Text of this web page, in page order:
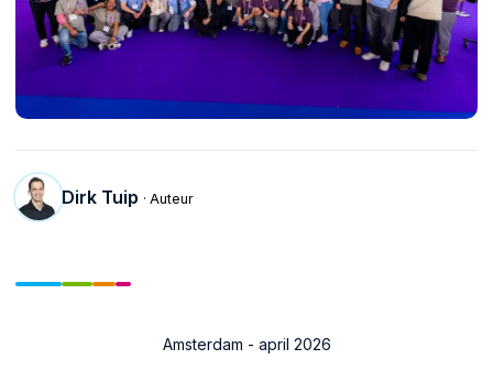
Dirk Tuip · Auteur
Amsterdam - april 2026